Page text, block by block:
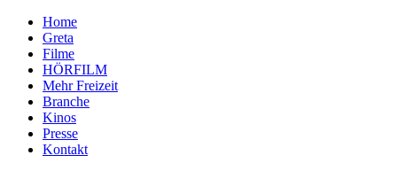
Home
Greta
Filme
HÖRFILM
Mehr Freizeit
Branche
Kinos
Presse
Kontakt